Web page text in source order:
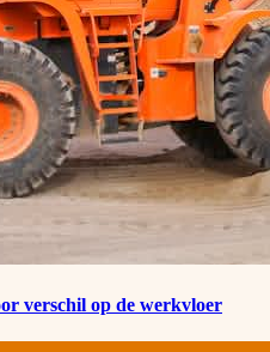
verschil op de werkvloer